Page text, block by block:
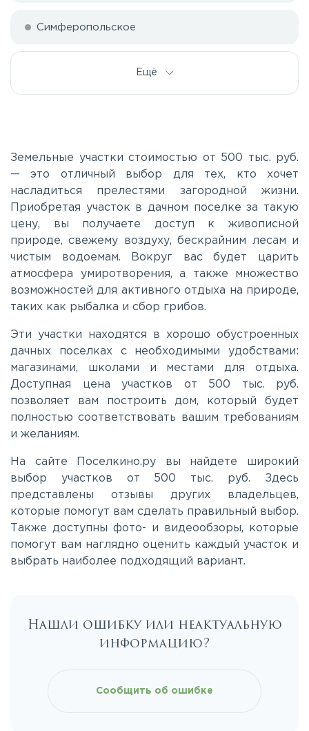
Симферопольское
Ещё
Земельные участки стоимостью от 500 тыс. руб.
— это отличный выбор для тех, кто хочет
насладиться прелестями загородной жизни.
Приобретая участок в дачном поселке за такую
цену, вы получаете доступ к живописной
природе, свежему воздуху, бескрайним лесам и
чистым водоемам. Вокруг вас будет царить
атмосфера умиротворения, а также множество
возможностей для активного отдыха на природе,
таких как рыбалка и сбор грибов.
Эти участки находятся в хорошо обустроенных
дачных поселках с необходимыми удобствами:
магазинами, школами и местами для отдыха.
Доступная цена участков от 500 тыс. руб.
позволяет вам построить дом, который будет
полностью соответствовать вашим требованиям
и желаниям.
На сайте Поселкино.ру вы найдете широкий
выбор участков от 500 тыс. руб. Здесь
представлены отзывы других владельцев,
которые помогут вам сделать правильный выбор.
Также доступны фото- и видеообзоры, которые
помогут вам наглядно оценить каждый участок и
выбрать наиболее подходящий вариант.
Нашли ошибку или неактуальную
информацию?
Сообщить об ошибке